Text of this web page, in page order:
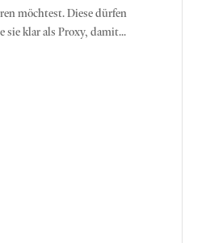
möchtest. Diese dürfen
klar als Proxy, damit...